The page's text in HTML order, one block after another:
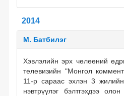
2014
М. Батбилэг
Хэвлэлийн эрх чөлөөний
телевизийн "Монгол
11-р сараас эхлэн 3
нэвтрүүлэг бэлтгэхдээ